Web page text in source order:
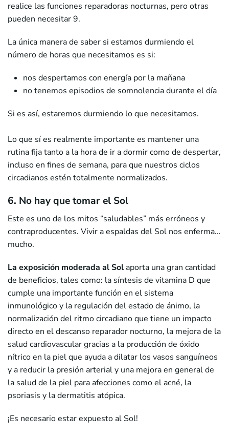
realice las funciones reparadoras nocturnas, pero otras
pueden necesitar 9.
La única manera de saber si estamos durmiendo el
número de horas que necesitamos es si:
nos despertamos con energía por la mañana
no tenemos episodios de somnolencia durante el día
Si es así, estaremos durmiendo lo que necesitamos.
Lo que sí es realmente importante es mantener una
rutina fija tanto a la hora de ir a dormir como de despertar,
incluso en fines de semana, para que nuestros ciclos
circadianos estén totalmente normalizados.
6. No hay que tomar el Sol
Este es uno de los mitos “saludables” más erróneos y
contraproducentes. Vivir a espaldas del Sol nos enferma…
mucho.
La exposición moderada al Sol aporta una gran cantidad
de beneficios, tales como: la síntesis de vitamina D que
cumple una importante función en el sistema
inmunológico y la regulación del estado de ánimo, la
normalización del ritmo circadiano que tiene un impacto
directo en el descanso reparador nocturno, la mejora de la
salud cardiovascular gracias a la producción de óxido
nítrico en la piel que ayuda a dilatar los vasos sanguíneos
y a reducir la presión arterial y una mejora en general de
la salud de la piel para afecciones como el acné, la
psoriasis y la dermatitis atópica.
¡Es necesario estar expuesto al Sol!